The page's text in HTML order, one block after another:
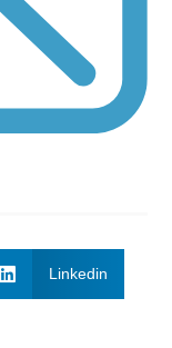
 Linkedin